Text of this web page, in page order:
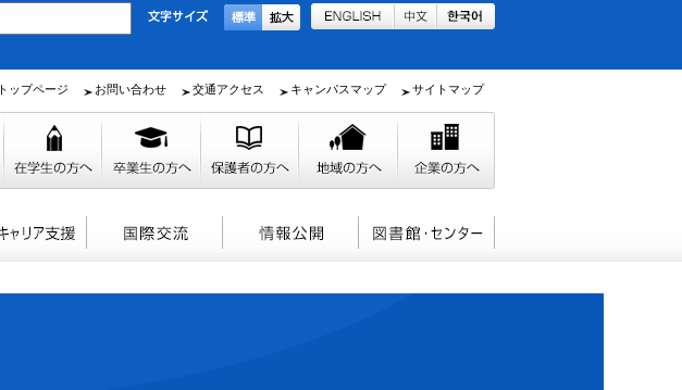
トップページ お問い合わせ 交通アクセス キャンパスマップ サイトマップ